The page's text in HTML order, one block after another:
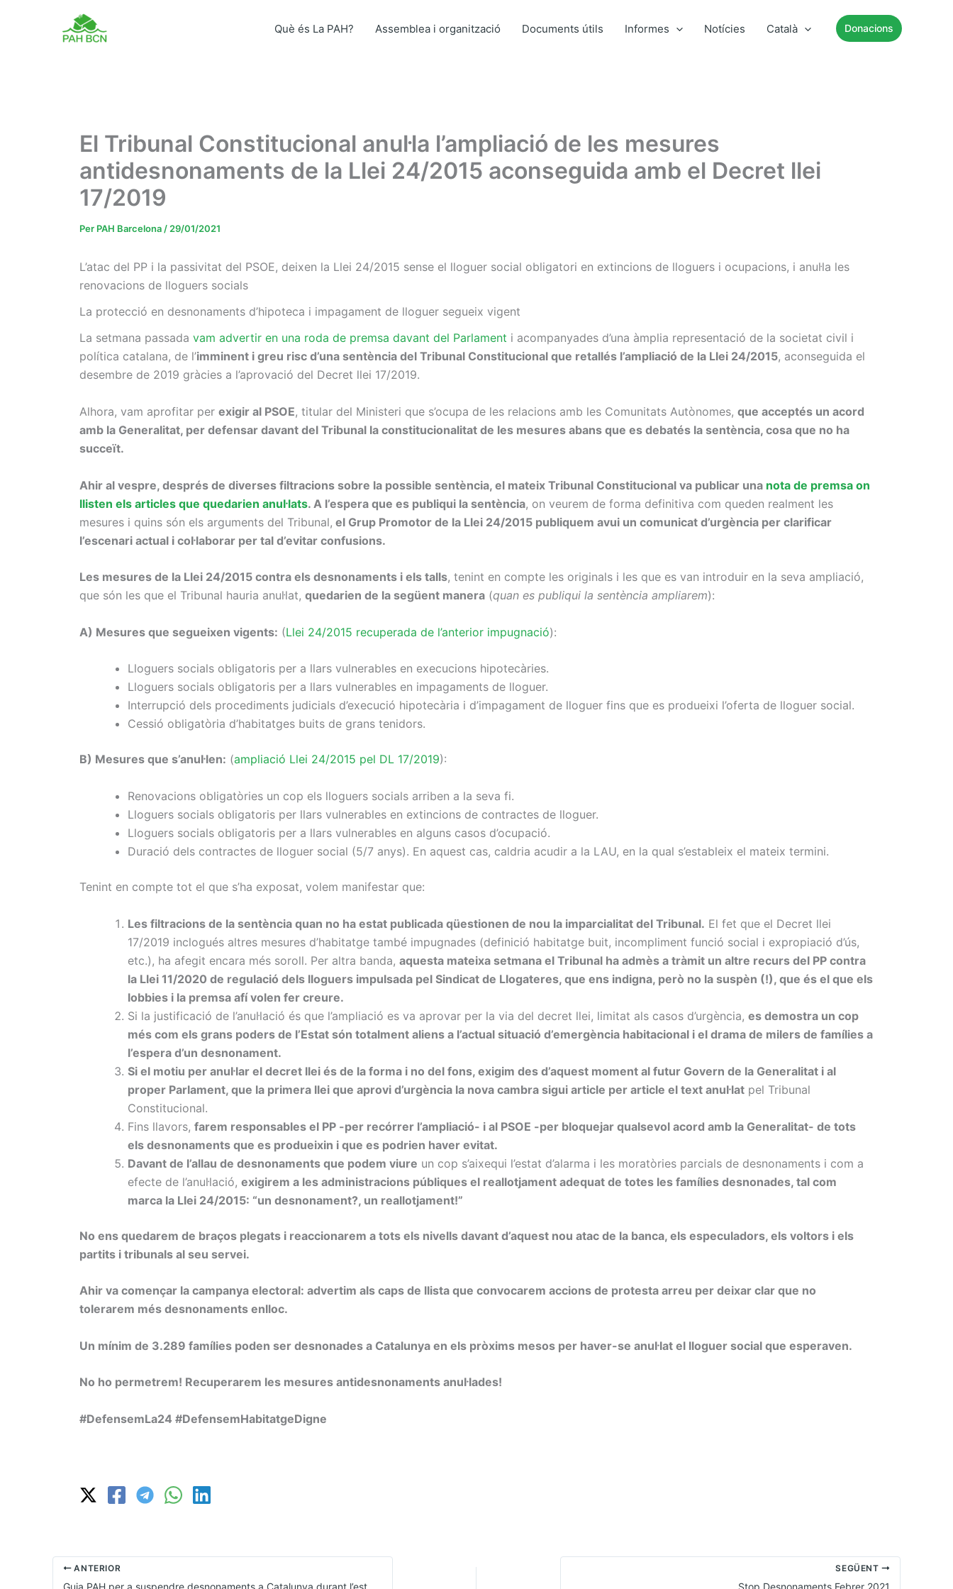
Què és La PAH? Assemblea i organització Documents útils Informes Notícies Català Donacions
El Tribunal Constitucional anul·la l’ampliació de les mesures
antidesnonaments de la Llei 24/2015 aconseguida amb el Decret llei
17/2019
Per PAH Barcelona / 29/01/2021
L’atac del PP i la passivitat del PSOE, deixen la Llei 24/2015 sense el lloguer social obligatori en extincions de lloguers i ocupacions, i anul·la les
renovacions de lloguers socials
La protecció en desnonaments d’hipoteca i impagament de lloguer segueix vigent
La setmana passada vam advertir en una roda de premsa davant del Parlament i acompanyades d’una àmplia representació de la societat civil i
política catalana, de l’imminent i greu risc d’una sentència del Tribunal Constitucional que retallés l’ampliació de la Llei 24/2015, aconseguida el
desembre de 2019 gràcies a l’aprovació del Decret llei 17/2019.
Alhora, vam aprofitar per exigir al PSOE, titular del Ministeri que s’ocupa de les relacions amb les Comunitats Autònomes, que acceptés un acord
amb la Generalitat, per defensar davant del Tribunal la constitucionalitat de les mesures abans que es debatés la sentència, cosa que no ha
succeït.
Ahir al vespre, després de diverses filtracions sobre la possible sentència, el mateix Tribunal Constitucional va publicar una nota de premsa on
llisten els articles que quedarien anul·lats. A l’espera que es publiqui la sentència, on veurem de forma definitiva com queden realment les
mesures i quins són els arguments del Tribunal, el Grup Promotor de la Llei 24/2015 publiquem avui un comunicat d’urgència per clarificar
l’escenari actual i col·laborar per tal d’evitar confusions.
Les mesures de la Llei 24/2015 contra els desnonaments i els talls, tenint en compte les originals i les que es van introduir en la seva ampliació,
que són les que el Tribunal hauria anul·lat, quedarien de la següent manera (quan es publiqui la sentència ampliarem):
A) Mesures que segueixen vigents: (Llei 24/2015 recuperada de l’anterior impugnació):
Lloguers socials obligatoris per a llars vulnerables en execucions hipotecàries.
Lloguers socials obligatoris per a llars vulnerables en impagaments de lloguer.
Interrupció dels procediments judicials d’execució hipotecària i d’impagament de lloguer fins que es produeixi l’oferta de lloguer social.
Cessió obligatòria d’habitatges buits de grans tenidors.
B) Mesures que s’anul·len: (ampliació Llei 24/2015 pel DL 17/2019):
Renovacions obligatòries un cop els lloguers socials arriben a la seva fi.
Lloguers socials obligatoris per llars vulnerables en extincions de contractes de lloguer.
Lloguers socials obligatoris per a llars vulnerables en alguns casos d’ocupació.
Duració dels contractes de lloguer social (5/7 anys). En aquest cas, caldria acudir a la LAU, en la qual s’estableix el mateix termini.
Tenint en compte tot el que s’ha exposat, volem manifestar que:
Les filtracions de la sentència quan no ha estat publicada qüestionen de nou la imparcialitat del Tribunal. El fet que el Decret llei
17/2019 inclogués altres mesures d’habitatge també impugnades (definició habitatge buit, incompliment funció social i expropiació d’ús,
etc.), ha afegit encara més soroll. Per altra banda, aquesta mateixa setmana el Tribunal ha admès a tràmit un altre recurs del PP contra
la Llei 11/2020 de regulació dels lloguers impulsada pel Sindicat de Llogateres, que ens indigna, però no la suspèn (!), que és el que els
lobbies i la premsa afí volen fer creure.
Si la justificació de l’anul·lació és que l’ampliació es va aprovar per la via del decret llei, limitat als casos d’urgència, es demostra un cop
més com els grans poders de l’Estat són totalment aliens a l’actual situació d’emergència habitacional i el drama de milers de famílies a
l’espera d’un desnonament.
Si el motiu per anul·lar el decret llei és de la forma i no del fons, exigim des d’aquest moment al futur Govern de la Generalitat i al
proper Parlament, que la primera llei que aprovi d’urgència la nova cambra sigui article per article el text anul·lat pel Tribunal
Constitucional.
Fins llavors, farem responsables el PP -per recórrer l’ampliació- i al PSOE -per bloquejar qualsevol acord amb la Generalitat- de tots
els desnonaments que es produeixin i que es podrien haver evitat.
Davant de l’allau de desnonaments que podem viure un cop s’aixequi l’estat d’alarma i les moratòries parcials de desnonaments i com a
efecte de l’anul·lació, exigirem a les administracions públiques el reallotjament adequat de totes les famílies desnonades, tal com
marca la Llei 24/2015: “un desnonament?, un reallotjament!”
No ens quedarem de braços plegats i reaccionarem a tots els nivells davant d’aquest nou atac de la banca, els especuladors, els voltors i els
partits i tribunals al seu servei.
Ahir va començar la campanya electoral: advertim als caps de llista que convocarem accions de protesta arreu per deixar clar que no
tolerarem més desnonaments enlloc.
Un mínim de 3.289 famílies poden ser desnonades a Catalunya en els pròxims mesos per haver-se anul·lat el lloguer social que esperaven.
No ho permetrem! Recuperarem les mesures antidesnonaments anul·lades!
#DefensemLa24 #DefensemHabitatgeDigne
ANTERIOR SEGÜENT
Stop Desnonaments Febrer 2021